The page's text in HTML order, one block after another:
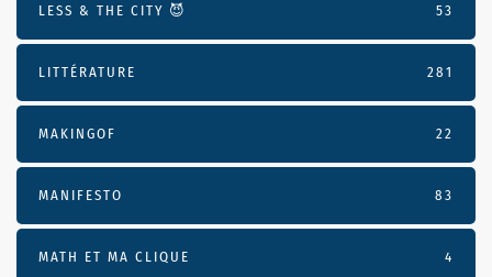
LESS & THE CITY 😈 53
LITTÉRATURE 281
MAKINGOF 22
MANIFESTO 83
MATH ET MA CLIQUE 4